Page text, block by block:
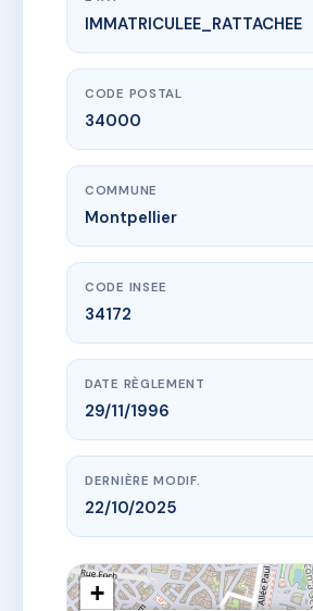
www.vme.plus/AC6659197
17 RUE DE MAGUELONE
17 r de maguelone
IMMATRICULEE_RATTACHEE
CODE POSTAL
34000
COMMUNE
Montpellier
CODE INSEE
34172
DATE RÈGLEMENT
29/11/1996
DERNIÈRE MODIF.
22/10/2025
+